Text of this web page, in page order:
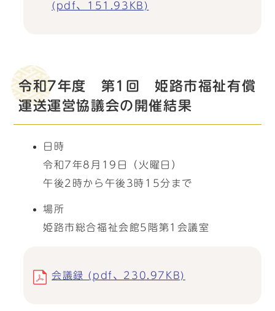
(pdf、151.93KB)
令和7年度 第1回 姫路市福祉有償
運送運営協議会の開催結果
日時
令和7年8月19日（火曜日）
午後2時から午後3時15分まで
場所
姫路市総合福祉会館5階第1会議室
会議録 (pdf、230.97KB)